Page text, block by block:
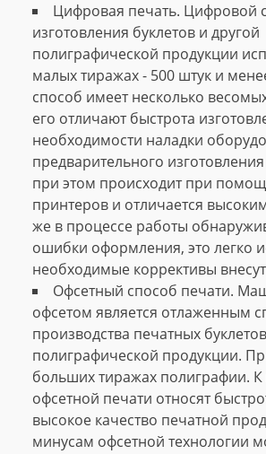
Цифровая печать. Цифровой
изготовления буклетов и другой
полиграфической продукции
малых тиражах - 500 штук и
способ имеет несколько
его отличают быстрота
необходимости наладки
предварительного
при этом происходит при
принтеров и отличается
же в процессе работы
ошибки оформления, это легко
необходимые коррективы
Офсетный способ печати.
офсетом является отлаженным
производства печатных
полиграфической продукции.
больших тиражах полиграфии.
офсетной печати относят
высокое качество печатной
минусам офсетной технологии